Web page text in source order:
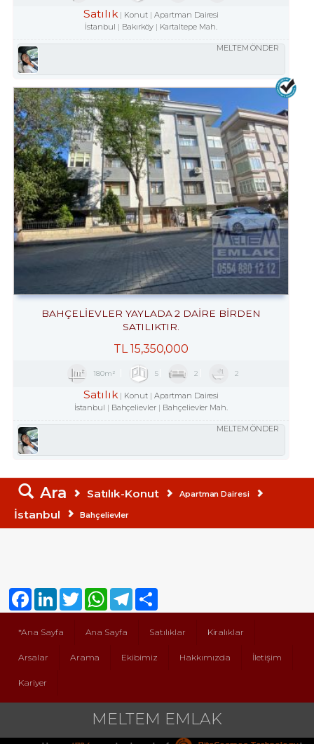
Satılık Konut
Apartman Dairesi
İstanbul
Bakırköy Kartaltepe Mah.
MELTEM ÖNDER
BAHÇELİEVLER YAYLADA 2 DAİRE BİRDEN
SATILIKTIR.
TL15,350,000
180m² 5 2 2
Satılık Konut
Apartman Dairesi
İstanbul
Bahçelievler Bahçelievler Mah.
MELTEM ÖNDER
Ara Satılık-Konut Apartman Dairesi
İstanbul Bahçelievler
*Ana Sayfa Ana Sayfa Satılıklar Kiralıklar
Arsalar Arama Ekibimiz Hakkımızda İletişim
Kariyer
FacebookLinkedInTwitter WhatsAppTelegram
MELTEM EMLAK